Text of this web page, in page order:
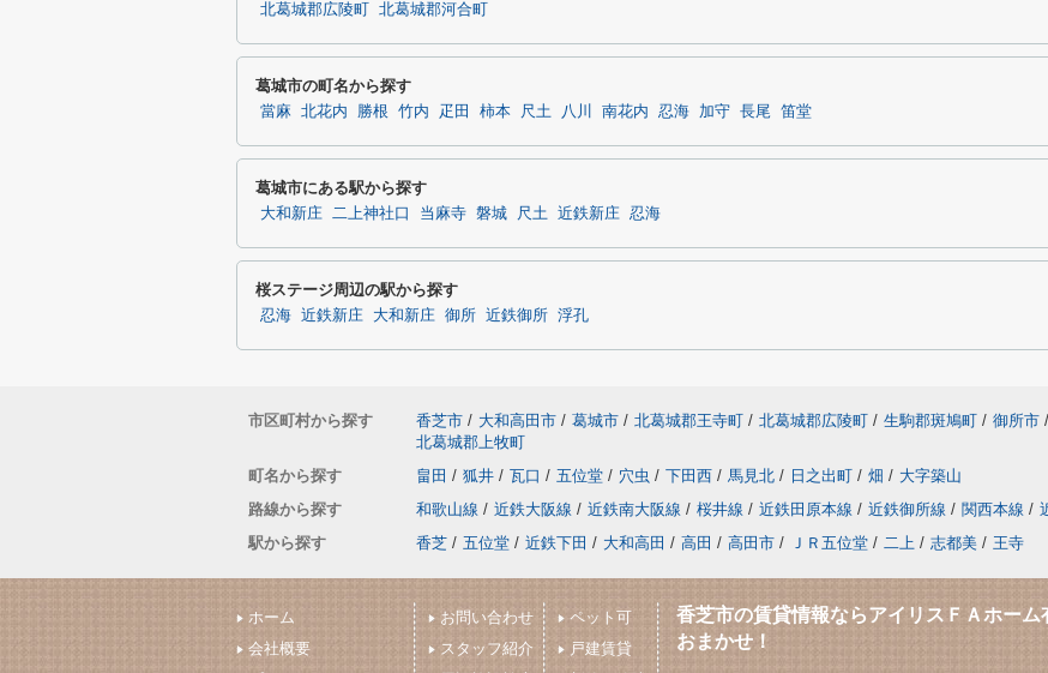
北葛城郡広陵町
北葛城郡河合町
葛城市の町名から探す
當麻 北花内 勝根 竹内 疋田 柿本 尺土 八川 南花内 忍海 加守 長尾 笛堂
葛城市にある駅から探す
大和新庄 二上神社口 当麻寺 磐城 尺土 近鉄新庄 忍海
桜ステージ周辺の駅から探す
忍海 近鉄新庄 大和新庄 御所 近鉄御所 浮孔
市区町村から探す 香芝市 / 大和高田市 / 葛城市 / 北葛城郡王寺町 / 北葛城郡広陵町 / 生駒郡斑鳩町 / 御所市 /
北葛城郡上牧町
町名から探す
畠田 / 狐井 / 瓦口 / 五位堂 / 穴虫 / 下田西 / 馬見北 / 日之出町 / 畑 / 大字築山
路線から探す
和歌山線 / 近鉄大阪線 / 近鉄南大阪線 / 桜井線 / 近鉄田原本線 / 近鉄御所線 / 関西本線 /
駅から探す
香芝 / 五位堂 / 近鉄下田 / 大和高田 / 高田 / 高田市 / ＪＲ五位堂 / 二上 / 志都美 / 王寺
ホーム
会社概要
お問い合わせ
スタッフ紹介
ペット可
戸建賃貸
香芝市の賃貸情報ならアイリスＦＡホーム
おまかせ！